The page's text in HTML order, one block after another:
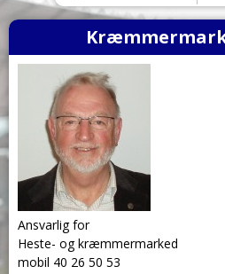
Ansvarlig for
Heste- og kræmmermarked
mobil 40 26 50 53